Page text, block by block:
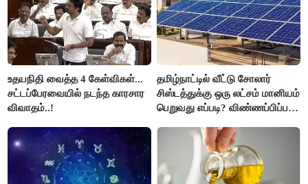
உதயநிதி வைத்த 4 கேள்விகள்...
சட்டப்பேரவையில் நடந்த காரசார
விவாதம்..!
தமிழ்நாட்டில் வீட்டு சோலார்
சிஸ்டத்துக்கு ஒரு லட்சம் மானியம்
பெறுவது எப்படி? விண்ணப்பிப்பது